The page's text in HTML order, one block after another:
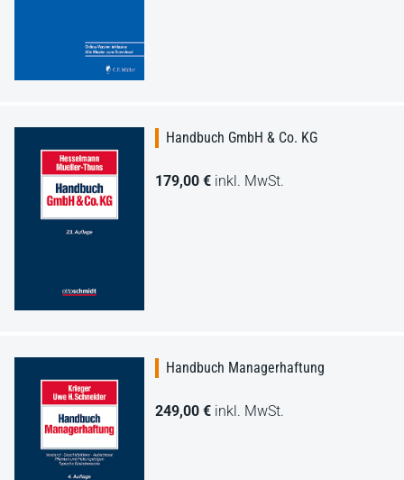
Handbuch GmbH & Co. KG
179,00 € inkl. MwSt.
Handbuch Managerhaftung
249,00 € inkl. MwSt.